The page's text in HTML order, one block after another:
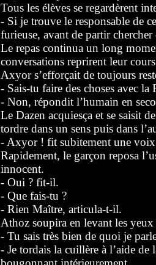
Tous les élèves se regardèrent
- Si je trouve le responsable de
furieuse, avant de partir
Le repas continua un long
conversations reprirent leur
Axyor s’efforçait de toujours
- Sais-tu faire des choses avec la
- Non, répondit l’humain en
Le Dazen acquiesça et se saisit
tordre dans un sens puis dans
- Axyor ! fit subitement une voix
Rapidement, le garçon reposa
innocent.
- Oui ? fit-il.
- Que fais-tu ?
- Rien Maître, articula-t-il.
Athoz soupira en levant les
- Tu sais très bien de quoi je
- Je tordais la cuillère à l’aide de